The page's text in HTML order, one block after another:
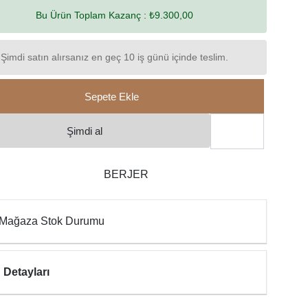
Bu Ürün Toplam Kazanç : ₺9.300,00
Şimdi satın alırsanız en geç 10 iş günü içinde teslim.
Sepete Ekle
Şimdi al
BERJER
Stok Durumu